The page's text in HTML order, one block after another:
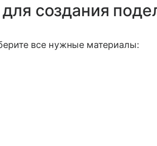
создания
все нужные материалы: